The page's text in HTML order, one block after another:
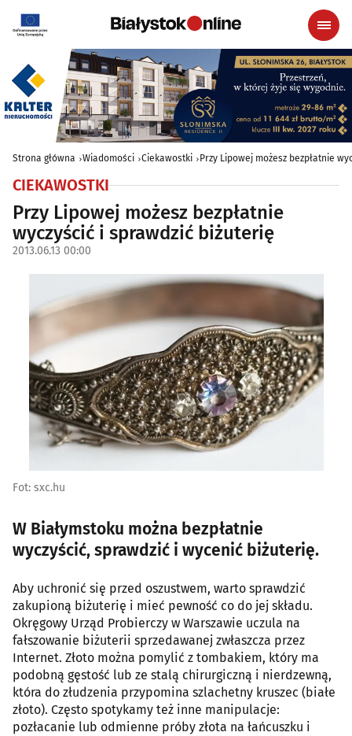
Strona główna Wiadomości Ciekawostki Przy Lipowej możesz bezpłatnie
CIEKAWOSTKI
Przy Lipowej możesz bezpłatnie
wyczyścić i sprawdzić biżuterię
2013.06.13 00:00
Fot: sxc.hu
W Białymstoku można bezpłatnie
wyczyścić, sprawdzić i wycenić biżuterię.
Aby uchronić się przed oszustwem, warto sprawdzić
zakupioną biżuterię i mieć pewność co do jej składu.
Okręgowy Urząd Probierczy w Warszawie uczula na
fałszowanie biżuterii sprzedawanej zwłaszcza przez
Internet. Złoto można pomylić z tombakiem, który ma
podobną gęstość lub ze stalą chirurgiczną i nierdzewną,
która do złudzenia przypomina szlachetny kruszec (białe
złoto). Często spotykamy też inne manipulacje:
pozłacanie lub odmienne próby złota na łańcuszku i